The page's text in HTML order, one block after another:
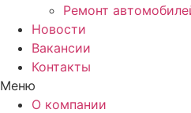
Ремонт
Новости
Вакансии
Контакты
Меню
О компании